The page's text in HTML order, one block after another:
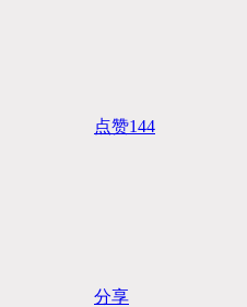
点赞144
分享